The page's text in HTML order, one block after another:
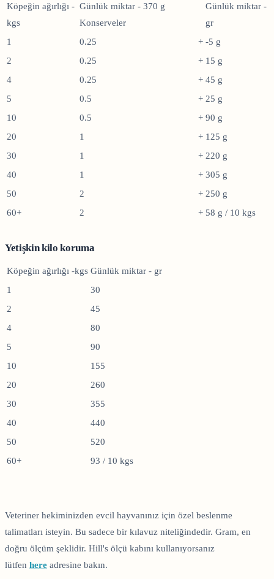
Köpeğin ağırlığı -
kgs
Günlük miktar - 370 g
Konserveler
Günlük miktar -
gr
1
0.25 + -5 g
2
0.25 + 15 g
4
0.25 + 45 g
5
0.5 + 25 g
10
0.5 + 90 g
20
1 + 125 g
30
1 + 220 g
40
1 + 305 g
50
2 + 250 g
60+
2 + 58 g / 10 kgs
Yetişkin kilo koruma
Köpeğin ağırlığı -kgs Günlük miktar - gr
1
30
2
45
4
80
5
90
10
155
20
260
30
355
40
440
50
520
60+
93 / 10 kgs
Veteriner hekiminizden evcil hayvanınız için özel beslenme
talimatları isteyin. Bu sadece bir kılavuz niteliğindedir. Gram, en
doğru ölçüm şeklidir. Hill's ölçü kabını kullanıyorsanız
lütfen here adresine bakın.